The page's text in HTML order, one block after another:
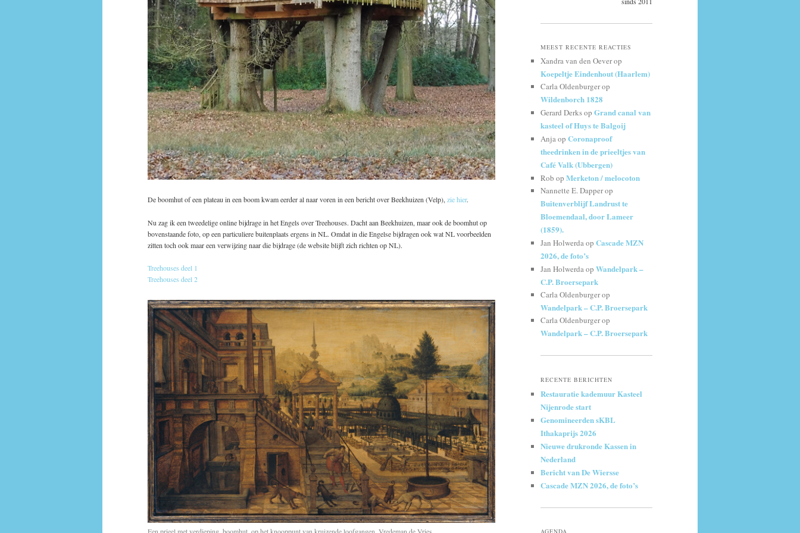
De boomhut of een plateau in een boom kwam eerder al naar voren in een bericht over Beekhuizen (Velp),zie hier.
Nu zag ik een tweedelige online bijdrage in het Engels over Treehouses. Dacht aan Beekhuizen, maar ook de boomhut op
bovenstaande foto, op een particuliere buitenplaats ergens in NL. Omdat in die Engelse bijdragen ook wat NL voorbeelden
zitten toch ook maar een verwijzing naar die bijdrage (de website blijft zich richten op NL).
Treehouses deel 1
Treehouses deel 2
MEEST RECENTE REACTIES
Xandra van den Oeverop
Koepeltje Eindenhout (Haarlem)
Carla Oldenburgerop
Wildenborch 1828
Gerard Derksop Grand canal van
kasteel of Huys te Balgoij
Anjaop Coronaproof
theedrinken in de prieeltjes van
Café Valk (Ubbergen)
Rob op Merketon / melocoton
Nannette E. Dapperop
Buitenverblijf Landrust te
Bloemendaal, door Lameer
(1859).
Jan Holwerdaop Cascade MZN
2026, de foto’s
Jan Holwerdaop Wandelpark –
C.P. Broersepark
Carla Oldenburgerop
Wandelpark – C.P. Broersepark
Carla Oldenburgerop
Wandelpark – C.P. Broersepark
RECENTE BERICHTEN
Restauratie kademuur Kasteel
Nijenrode start
Genomineerden sKBL
Ithakaprijs 2026
Nieuwe drukronde Kassen in
Nederland
Bericht van De Wiersse
Cascade MZN 2026, de foto’s